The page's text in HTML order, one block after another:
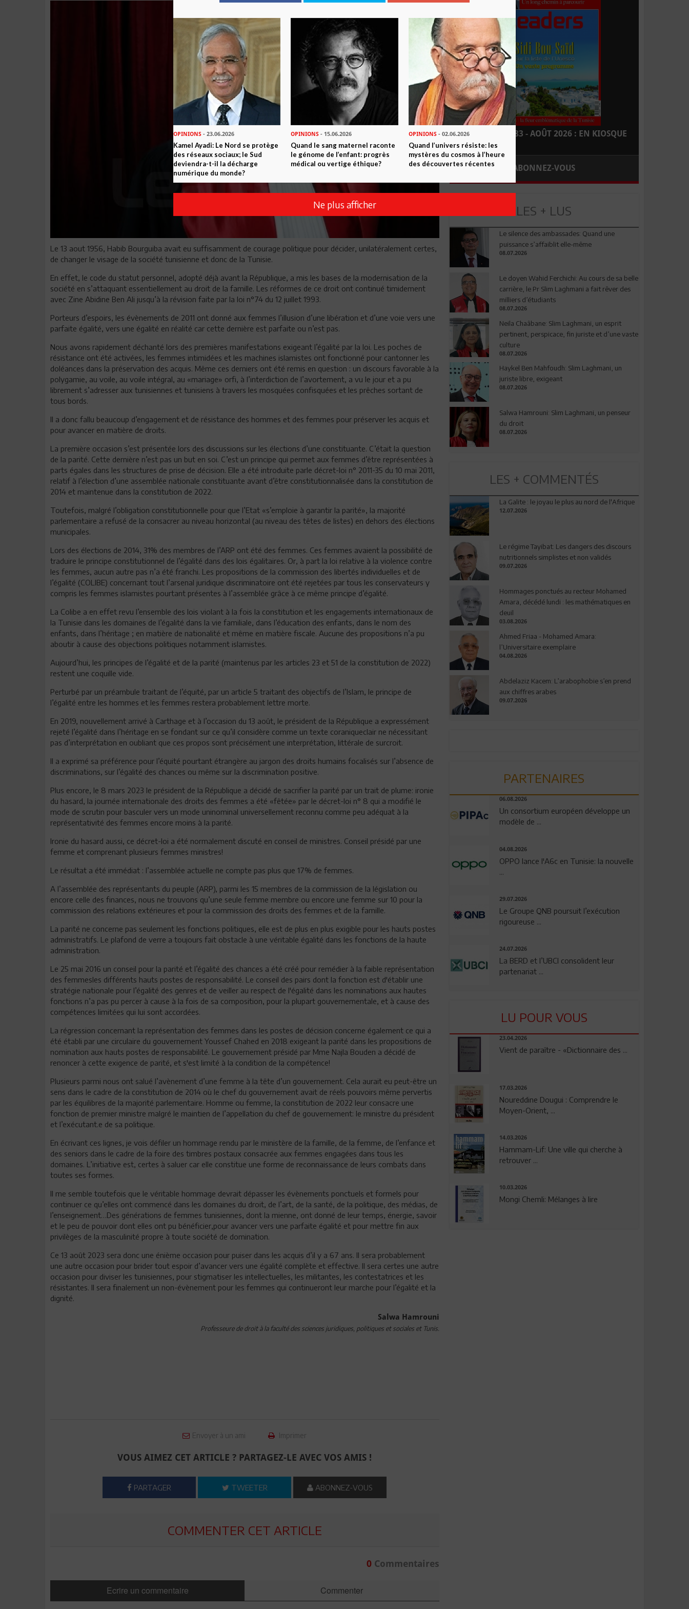
Le 13 aout 1956, Habib Bourguiba avait eu suffisamment de courage politique pour décider, unilatéralement certes,
de changer le visage de la société tunisienne et donc de la Tunisie.
En effet, le code du statut personnel, adopté déjà avant la République, a mis les bases de la modernisation de la
société en s’attaquant essentiellement au droit de la famille. Les réformes de ce droit ont continué timidement
avec Zine Abidine Ben Ali jusqu’à la révision faite par la loi n°74 du 12 juillet 1993.
Porteurs d’espoirs, les évènements de 2011 ont donné aux femmes l’illusion d’une libération et d’une voie vers une
parfaite égalité, vers une égalité en réalité car cette dernière est parfaite ou n’est pas.
Nous avons rapidement déchanté lors des premières manifestations exigeant l’égalité par la loi. Les poches de
résistance ont été activées, les femmes intimidées et les machines islamistes ont fonctionné pour cantonner les
doléances dans la préservation des acquis. Même ces derniers ont été remis en question : un discours favorable à la
polygamie, au voile, au voile intégral, au «mariage» orfi, à l’interdiction de l’avortement, a vu le jour et a pu
librement s’adresser aux tunisiennes et tunisiens à travers les mosquées confisquées et les prêches sortant de
tous bords.
Il a donc fallu beaucoup d’engagement et de résistance des hommes et des femmes pour préserver les acquis et
pour avancer en matière de droits.
La première occasion s’est présentée lors des discussions sur les élections d’une constituante. C’était la question
de la parité. Cette dernière n’est pas un but en soi. C’est un principe qui permet aux femmes d’être représentées à
parts égales dans les structures de prise de décision. Elle a été introduite parle décret-loi n° 2011-35 du 10 mai 2011,
relatif à l’élection d’une assemblée nationale constituante avant d’être constitutionnalisée dans la constitution de
2014 et maintenue dans la constitution de 2022.
Toutefois, malgré l’obligation constitutionnelle pour que l’Etat «s’emploie à garantir la parité», la majorité
parlementaire a refusé de la consacrer au niveau horizontal (au niveau des têtes de listes) en dehors des élections
municipales.
Lors des élections de 2014, 31% des membres de l’ARP ont été des femmes. Ces femmes avaient la possibilité de
traduire le principe constitutionnel de l’égalité dans des lois égalitaires. Or, à part la loi relative à la violence contre
les femmes, aucun autre pas n’a été franchi. Les propositions de la commission des libertés individuelles et de
l’égalité (COLIBE) concernant tout l’arsenal juridique discriminatoire ont été rejetées par tous les conservateurs y
compris les femmes islamistes pourtant présentes à l’assemblée grâce à ce même principe d’égalité.
La Colibe a en effet revu l’ensemble des lois violant à la fois la constitution et les engagements internationaux de
la Tunisie dans les domaines de l’égalité dans la vie familiale, dans l’éducation des enfants, dans le nom des
enfants, dans l’héritage ; en matière de nationalité et même en matière fiscale. Aucune des propositions n’a pu
aboutir à cause des objections politiques notamment islamistes.
Aujourd’hui, les principes de l’égalité et de la parité (maintenus par les articles 23 et 51 de la constitution de 2022)
restent une coquille vide.
Perturbé par un préambule traitant de l’équité, par un article 5 traitant des objectifs de l’Islam, le principe de
l’égalité entre les hommes et les femmes restera probablement lettre morte.
En 2019, nouvellement arrivé à Carthage et à l’occasion du 13 août, le président de la République a expressément
rejeté l’égalité dans l’héritage en se fondant sur ce qu’il considère comme un texte coraniqueclair ne nécessitant
pas d’interprétation en oubliant que ces propos sont précisément une interprétation, littérale de surcroit.
Il a exprimé sa préférence pour l’équité pourtant étrangère au jargon des droits humains focalisés sur l’absence de
discriminations, sur l’égalité des chances ou même sur la discrimination positive.
Plus encore, le 8 mars 2023 le président de la République a décidé de sacrifier la parité par un trait de plume: ironie
du hasard, la journée internationale des droits des femmes a été «fêtée» par le décret-loi n° 8 qui a modifié le
mode de scrutin pour basculer vers un mode uninominal universellement reconnu comme peu adéquat à la
représentativité des femmes encore moins à la parité.
Ironie du hasard aussi, ce décret-loi a été normalement discuté en conseil de ministres. Conseil présidé par une
femme et comprenant plusieurs femmes ministres!
Le résultat a été immédiat : l’assemblée actuelle ne compte pas plus que 17% de femmes.
A l’assemblée des représentants du peuple (ARP), parmi les 15 membres de la commission de la législation ou
encore celle des finances, nous ne trouvons qu’une seule femme membre ou encore une femme sur 10 pour la
commission des relations extérieures et pour la commission des droits des femmes et de la famille.
La parité ne concerne pas seulement les fonctions politiques, elle est de plus en plus exigible pour les hauts postes
administratifs. Le plafond de verre a toujours fait obstacle à une véritable égalité dans les fonctions de la haute
administration.
Le 25 mai 2016 un conseil pour la parité et l’égalité des chances a été créé pour remédier à la faible représentation
des femmesles différents hauts postes de responsabilité. Le conseil des pairs dont la fonction est d'établir une
stratégie nationale pour l’égalité des genres et de veiller au respect de l'égalité dans les nominations aux hautes
fonctions n’a pas pu percer à cause à la fois de sa composition, pour la plupart gouvernementale, et à cause des
compétences limitées qui lui sont accordées.
La régression concernant la représentation des femmes dans les postes de décision concerne également ce qui a
été établi par une circulaire du gouvernement Youssef Chahed en 2018 exigeant la parité dans les propositions de
nomination aux hauts postes de responsabilité. Le gouvernement présidé par Mme Najla Bouden a décidé de
renoncer à cette exigence de parité, et s'est limité à la condition de la compétence!
Plusieurs parmi nous ont salué l’avènement d’une femme à la tête d’un gouvernement. Cela aurait eu peut-être un
sens dans le cadre de la constitution de 2014 où le chef du gouvernement avait de réels pouvoirs même pervertis
par les équilibres de la majorité parlementaire. Homme ou femme, la constitution de 2022 leur consacre une
fonction de premier ministre malgré le maintien de l’appellation du chef de gouvernement: le ministre du président
et l’exécutant.e de sa politique.
En écrivant ces lignes, je vois défiler un hommage rendu par le ministère de la famille, de la femme, de l’enfance et
des seniors dans le cadre de la foire des timbres postaux consacrée aux femmes engagées dans tous les
domaines. L’initiative est, certes à saluer car elle constitue une forme de reconnaissance de leurs combats dans
toutes ses formes.
Il me semble toutefois que le véritable hommage devrait dépasser les évènements ponctuels et formels pour
continuer ce qu’elles ont commencé dans les domaines du droit, de l’art, de la santé, de la politique, des médias, de
l’enseignement…Des générations de femmes tunisiennes, dont la mienne, ont donné de leur temps, énergie, savoir
et le peu de pouvoir dont elles ont pu bénéficier,pour avancer vers une parfaite égalité et pour mettre fin aux
privilèges de la masculinité propre à toute société de domination.
Ce 13 août 2023 sera donc une énième occasion pour puiser dans les acquis d’il y a 67 ans. Il sera probablement
une autre occasion pour brider tout espoir d’avancer vers une égalité complète et effective. Il sera certes une autre
occasion pour diviser les tunisiennes, pour stigmatiser les intellectuelles, les militantes, les contestatrices et les
résistantes. Il sera finalement un non-évènement pour les femmes qui continueront leur marche pour l’égalité et la
dignité.
Salwa Hamrouni
Professeure de droit à la faculté des sciences juridiques, politiques et sociales et Tunis.
Envoyer à un ami Imprimer
VOUS AIMEZ CET ARTICLE ? PARTAGEZ-LE AVEC VOS AMIS !
PARTAGER TWEETER ABONNEZ-VOUS
COMMENTER CET ARTICLE
0Commentaires
Ecrire un commentaire Commenter
LEADERS N° 183 - AOÛT 2026 : EN KIOSQUE
ABONNEZ-VOUS
LES + LUS
Le silence des ambassades: Quand une
puissance s’affaiblit elle-même
08.07.2026
Le doyen Wahid Ferchichi: Au cours de sa belle
carrière, le Pr Slim Laghmani a fait rêver des
milliers d’étudiants
08.07.2026
Neila Chaâbane: Slim Laghmani, un esprit
pertinent, perspicace, fin juriste et d’une vaste
culture
08.07.2026
Haykel Ben Mahfoudh: Slim Laghmani, un
juriste libre, exigeant
08.07.2026
Salwa Hamrouni: Slim Laghmani, un penseur
du droit
08.07.2026
LES + COMMENTÉS
La Galite : le joyau le plus au nord de l'Afrique
12.07.2026
Le régime Tayibat: Les dangers des discours
nutritionnels simplistes et non validés
09.07.2026
Hommages ponctués au recteur Mohamed
Amara, décédé lundi : les mathématiques en
deuil
03.08.2026
Ahmed Friaa - Mohamed Amara:
l’Universitaire exemplaire
04.08.2026
Abdelaziz Kacem: L’arabophobie s’en prend
aux chiffres arabes
09.07.2026
PARTENAIRES
06.08.2026
Un consortium européen développe un
modèle de ...
04.08.2026
OPPO lance l'A6c en Tunisie: la nouvelle
29.07.2026
Le Groupe QNB poursuit l’exécution
rigoureuse ...
24.07.2026
La BERD et l’UBCI consolident leur
partenariat ...
LU POUR VOUS
23.04.2026
Vient de paraître - «Dictionnaire des ...
17.03.2026
Noureddine Dougui : Comprendre le
Moyen-Orient, ...
14.03.2026
Hammam-Lif: Une ville qui cherche à
retrouver ...
10.03.2026
Mongi Chemli: Mélanges à lire
OPINIONS - 23.06.2026
Kamel Ayadi: Le Nord se protège
des réseaux sociaux; le Sud
deviendra-t-il la décharge
numérique du monde?
OPINIONS - 15.06.2026
Quand le sang maternel raconte
le génome de l’enfant: progrès
médical ou vertige éthique?
OPINIONS- 02.06.2026
Quand l’univers résiste: les
mystères du cosmos à l’heure
des découvertes récentes
Ne plus afficher